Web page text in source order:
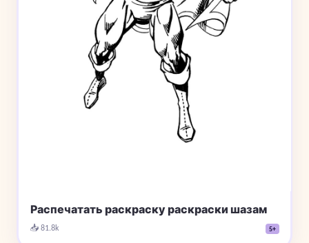
Распечатать раскраску раскраски шазам
📥 81.8k 5+